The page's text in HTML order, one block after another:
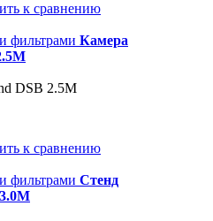
к сравнению
фильтрами Камера
к сравнению
фильтрами Стенд